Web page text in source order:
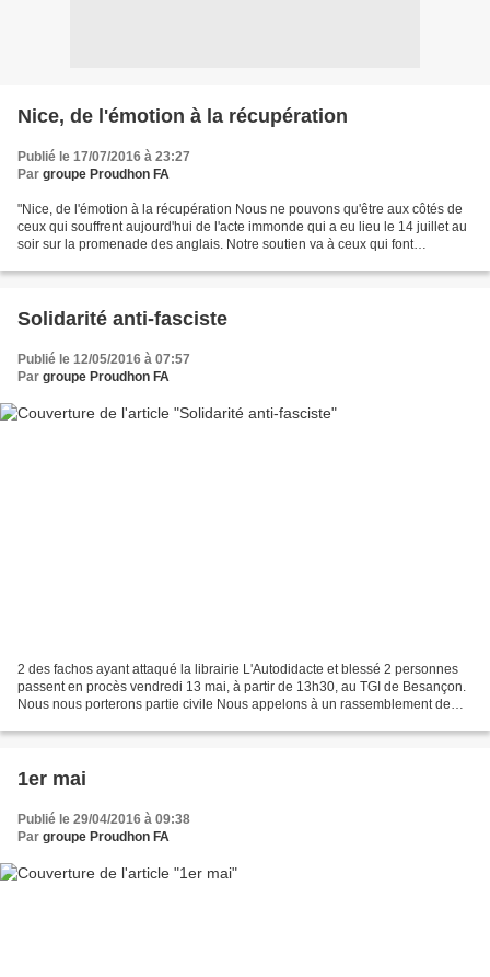
Nice, de l'émotion à la récupération
Publié le 17/07/2016 à 23:27
Par groupe Proudhon FA
"Nice, de l'émotion à la récupération Nous ne pouvons qu'être aux côtés de
ceux qui souffrent aujourd'hui de l'acte immonde qui a eu lieu le 14 juillet au
soir sur la promenade des anglais. Notre soutien va à ceux qui font
Solidarité anti-fasciste
Publié le 12/05/2016 à 07:57
Par groupe Proudhon FA
2 des fachos ayant attaqué la librairie L'Autodidacte et blessé 2 personnes
passent en procès vendredi 13 mai, à partir de 13h30, au TGI de Besançon.
Nous nous porterons partie civile Nous appelons à un rassemblement de
1er mai
Publié le 29/04/2016 à 09:38
Par groupe Proudhon FA